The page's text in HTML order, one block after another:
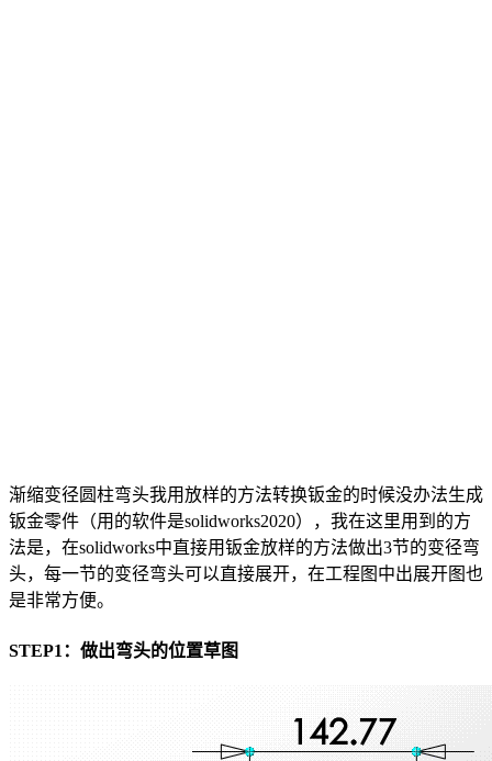
渐缩变径圆柱弯头我用放样的方法转换钣金的时候没办法生成
钣金零件（用的软件是solidworks2020），我在这里用到的方
法是，在solidworks中直接用钣金放样的方法做出3节的变径弯
头，每一节的变径弯头可以直接展开，在工程图中出展开图也
是非常方便。
STEP1：做出弯头的位置草图